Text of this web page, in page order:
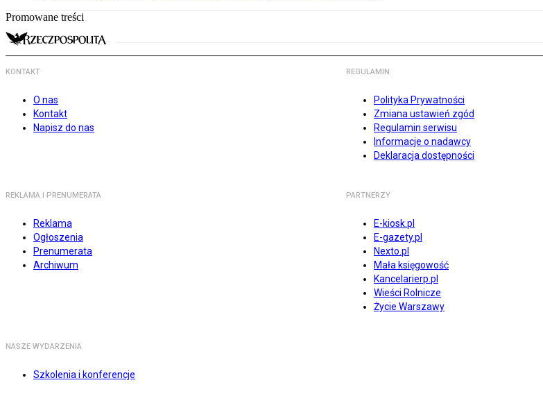
Promowane treści
KONTAKT
O nas
Kontakt
Napisz do nas
REGULAMIN
Polityka Prywatności
Zmiana ustawień zgód
Regulamin serwisu
Informacje o nadawcy
Deklaracja dostępności
REKLAMA I PRENUMERATA
Reklama
Ogłoszenia
Prenumerata
Archiwum
PARTNERZY
E-kiosk.pl
E-gazety.pl
Nexto.pl
Mała księgowość
Kancelarierp.pl
Wieści Rolnicze
Życie Warszawy
NASZE WYDARZENIA
Szkolenia i konferencje